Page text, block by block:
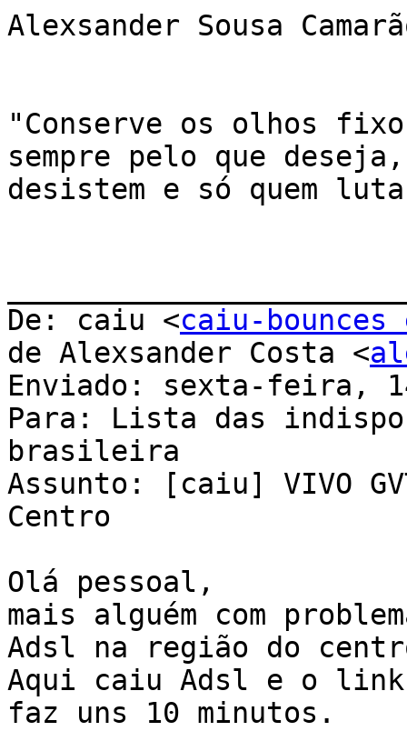
Alexsander Sousa
"Conserve os olhos
sempre pelo que
desistem e só quem
De: caiu <caiu-
de Alexsander Costa <
Enviado: sexta-feira,
Para: Lista das
brasileira
Assunto: [caiu] VIVO
Centro
Olá pessoal,
mais alguém com
Adsl na região do
Aqui caiu Adsl e o
faz uns 10 minutos.